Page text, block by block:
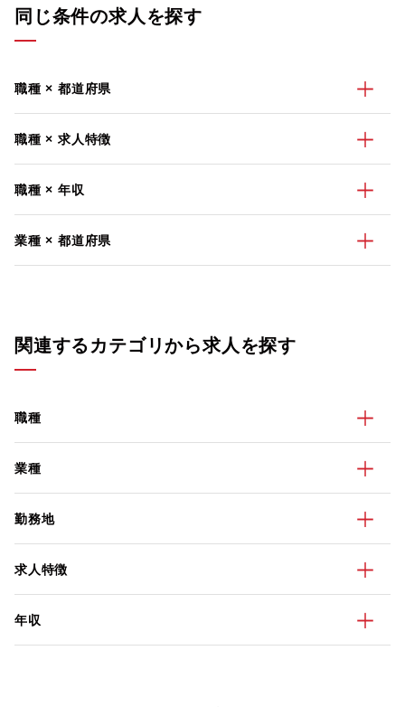
同じ条件の求人を探す
職種 × 都道府県
職種 × 求人特徴
職種 × 年収
業種 × 都道府県
関連するカテゴリから求人を探す
職種
業種
勤務地
求人特徴
年収